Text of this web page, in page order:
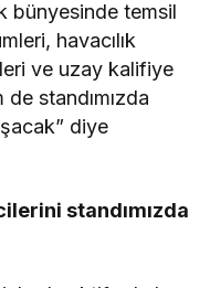
bünyesinde temsil
havacılık
ve uzay kalifiye
standımızda
diye
standımızda